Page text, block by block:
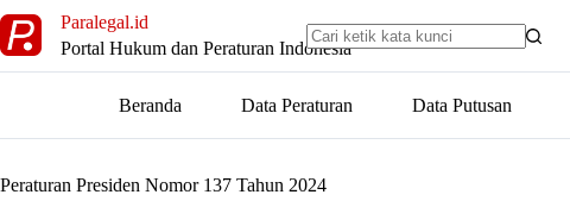
to
content
Paralegal.id
Portal Hukum dan Peraturan Indonesia
Beranda Data Peraturan Data Putusan
Peraturan Presiden Nomor 137 Tahun 2024